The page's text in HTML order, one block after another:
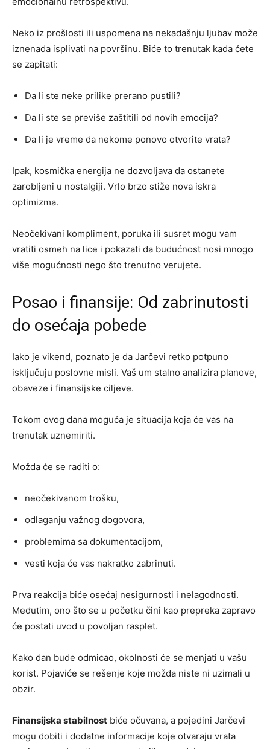
Neko iz prošlosti ili uspomena na nekadašnju ljubav može
iznenada isplivati na površinu. Biće to trenutak kada ćete
se zapitati:
Da li ste neke prilike prerano pustili?
Da li ste se previše zaštitili od novih emocija?
Da li je vreme da nekome ponovo otvorite vrata?
Ipak, kosmička energija ne dozvoljava da ostanete
zarobljeni u nostalgiji. Vrlo brzo stiže nova iskra
optimizma.
Neočekivani kompliment, poruka ili susret mogu vam
vratiti osmeh na lice i pokazati da budućnost nosi mnogo
više mogućnosti nego što trenutno verujete.
Posao i finansije: Od zabrinutosti
do osećaja pobede
Iako je vikend, poznato je da Jarčevi retko potpuno
isključuju poslovne misli. Vaš um stalno analizira planove,
obaveze i finansijske ciljeve.
Tokom ovog dana moguća je situacija koja će vas na
trenutak uznemiriti.
Možda će se raditi o:
neočekivanom trošku,
odlaganju važnog dogovora,
problemima sa dokumentacijom,
vesti koja će vas nakratko zabrinuti.
Prva reakcija biće osećaj nesigurnosti i nelagodnosti.
Međutim, ono što se u početku čini kao prepreka zapravo
će postati uvod u povoljan rasplet.
Kako dan bude odmicao, okolnosti će se menjati u vašu
korist. Pojaviće se rešenje koje možda niste ni uzimali u
obzir.
Finansijska stabilnost biće očuvana, a pojedini Jarčevi
mogu dobiti i dodatne informacije koje otvaraju vrata